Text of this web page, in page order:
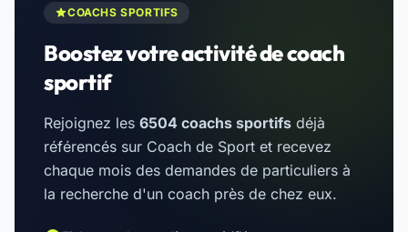
COACHS SPORTIFS
Boostez votre activité de coach
sportif
Rejoignez les 6504 coachs sportifs déjà
référencés sur Coach de Sport et recevez
chaque mois des demandes de particuliers à
la recherche d'un coach près de chez eux.